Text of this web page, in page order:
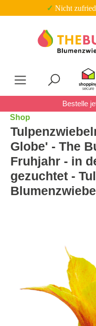
Zum Hauptinhalt✓ Nicht
Bestelle
Shop
Globe' - The
Fruhjahr - in
gezuchtet -